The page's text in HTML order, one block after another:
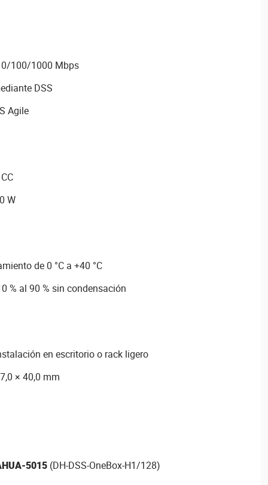
100/1000 Mbps
DSS
Agile
W
de 0 °C a +40 °C
% al 90 % sin condensación
en escritorio o rack ligero
× 40,0 mm
5015(DH-DSS-OneBox-H1/128)